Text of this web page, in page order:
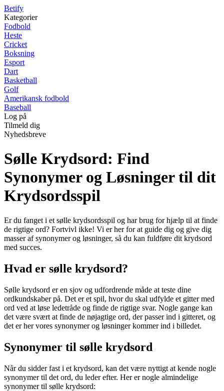
Betify
Kategorier
Fodbold
Heste
Cricket
Boksning
Esport
Dart
Basketball
Golf
Amerikansk fodbold
Baseball
Log på
Tilmeld dig
Nyhedsbreve
Sølle Krydsord: Find
Synonymer og Løsninger til dit
Krydsordsspil
Er du fanget i et sølle krydsordsspil og har brug for hjælp til at finde
de rigtige ord? Fortvivl ikke! Vi er her for at guide dig og give dig
masser af synonymer og løsninger, så du kan fuldføre dit krydsord
med succes.
Hvad er sølle krydsord?
Sølle krydsord er en sjov og udfordrende måde at teste dine
ordkundskaber på. Det er et spil, hvor du skal udfylde et gitter med
ord ved at løse ledetråde og finde de rigtige svar. Nogle gange kan
det være svært at finde de nøjagtige ord, der passer ind i gitteret, og
det er her vores synonymer og løsninger kommer ind i billedet.
Synonymer til sølle krydsord
Når du sidder fast i et krydsord, kan det være nyttigt at kende nogle
synonymer til det ord, du leder efter. Her er nogle almindelige
synonymer til sølle krydsord: